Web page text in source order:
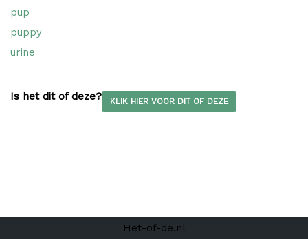
pup
puppy
urine
Is het dit of deze? KLIK HIER VOOR DIT OF DEZE
Het-of-de.nl